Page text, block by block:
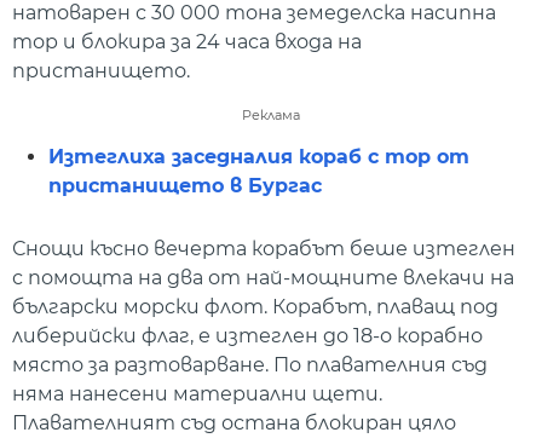
натоварен с 30 000 тона земеделска насипна
тор и блокира за 24 часа входа на
пристанището.
Реклама
Изтеглиха заседналия кораб с тор от
пристанището в Бургас
Снощи късно вечерта корабът беше изтеглен
с помощта на два от най-мощните влекачи на
български морски флот. Корабът, плаващ под
либерийски флаг, е изтеглен до 18-о корабно
място за разтоварване. По плавателния съд
няма нанесени материални щети.
Плавателният съд остана блокиран цяло